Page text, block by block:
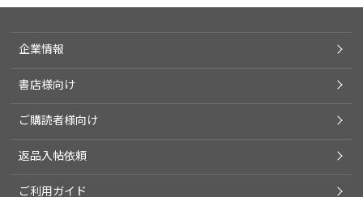
企業情報
書店様向け
ご購読者様向け
返品入帖依頼
ご利用ガイド